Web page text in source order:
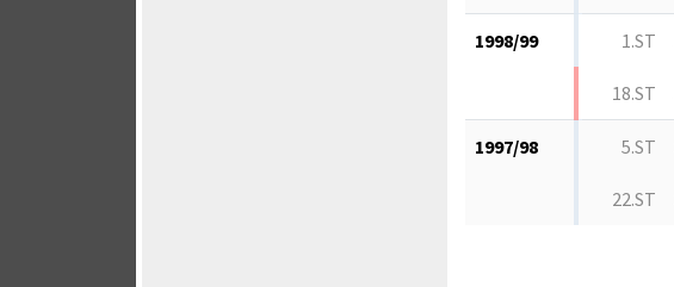
1998/99 1.ST
18.ST
1997/98 5.ST
22.ST